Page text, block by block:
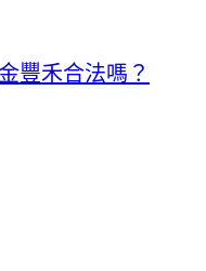
豐禾合法嗎？